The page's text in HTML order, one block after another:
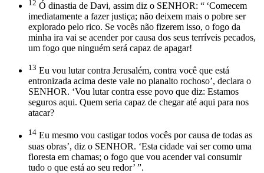
12 Ó dinastia de Davi, assim diz o SENHOR: “ ‘Comecem
imediatamente a fazer justiça; não deixem mais o pobre ser
explorado pelo rico. Se vocês não fizerem isso, o fogo da
minha ira vai se acender por causa dos seus terríveis pecados,
um fogo que ninguém será capaz de apagar!
13 Eu vou lutar contra Jerusalém, contra você que está
entronizada acima deste vale no planalto rochoso’, declara o
SENHOR. ‘Vou lutar contra esse povo que diz: Estamos
seguros aqui. Quem seria capaz de chegar até aqui para nos
atacar?
14 Eu mesmo vou castigar todos vocês por causa de todas as
suas obras’, diz o SENHOR. ‘Esta cidade vai ser como uma
floresta em chamas; o fogo que vou acender vai consumir
tudo o que está ao seu redor’ ”.